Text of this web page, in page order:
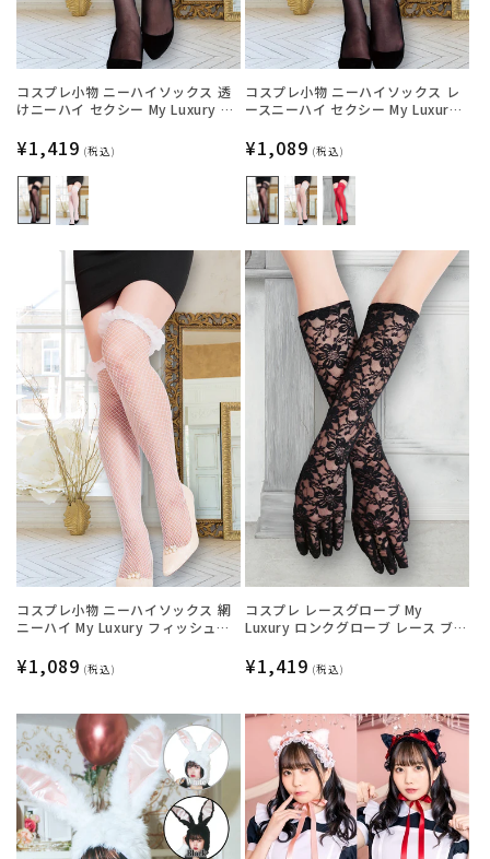
コスプレ小物 ニーハイソックス 透
けニーハイ セクシー My Luxury シ
レディース フリーサイズ ブラック
【クリアストーン】
通
常
価
格
¥1,419 (税込)
コスプレ小物 ニーハイソックス レ
ースニーハイ セクシー My Luxury
ド レディース フリーサイズ ブラッ
ク【クリアストーン】
通
常
価
格
¥1,089 (税込)
コスプレ小物 ニーハイソックス 網
ニーハイ My Luxury フィッシュネ
リーサイズ ホワイト【クリアスト
ーン】
通
価
格
¥1,089 (税込)
コスプレ レースグローブ My
Luxury ロンクグローブ レース ブラ
ック【クリアストーン】
通
価
¥1,419 (税込)